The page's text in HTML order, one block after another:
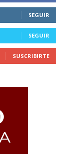
SEGUIR
SEGUIR
SUSCRIBIRTE